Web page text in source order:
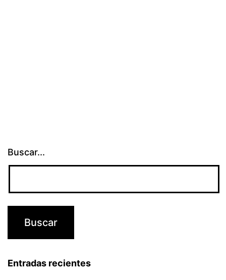
Buscar...
Entradas recientes